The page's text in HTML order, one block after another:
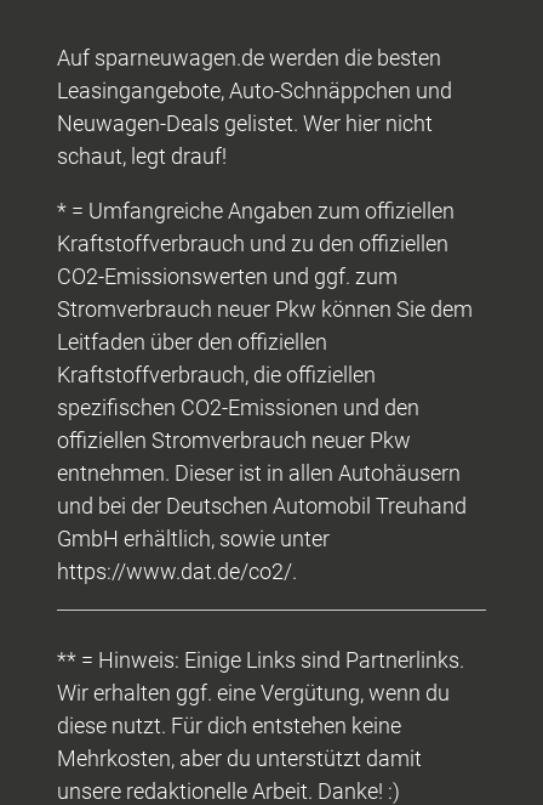
Auf sparneuwagen.de werden die besten
Leasingangebote, Auto-Schnäppchen und
Neuwagen-Deals gelistet. Wer hier nicht
schaut, legt drauf!
* = Umfangreiche Angaben zum offiziellen
Kraftstoffverbrauch und zu den offiziellen
CO2-Emissionswerten und ggf. zum
Stromverbrauch neuer Pkw können Sie dem
Leitfaden über den offiziellen
Kraftstoffverbrauch, die offiziellen
spezifischen CO2-Emissionen und den
offiziellen Stromverbrauch neuer Pkw
entnehmen. Dieser ist in allen Autohäusern
und bei der Deutschen Automobil Treuhand
GmbH erhältlich, sowie unter
https://www.dat.de/co2/.
** = Hinweis: Einige Links sind Partnerlinks.
Wir erhalten ggf. eine Vergütung, wenn du
diese nutzt. Für dich entstehen keine
Mehrkosten, aber du unterstützt damit
unsere redaktionelle Arbeit. Danke! :)